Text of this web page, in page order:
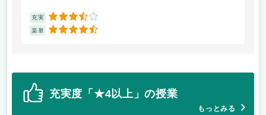
充実 3.5
楽単 4.5
充実度「★4以上」の授業
もっとみる